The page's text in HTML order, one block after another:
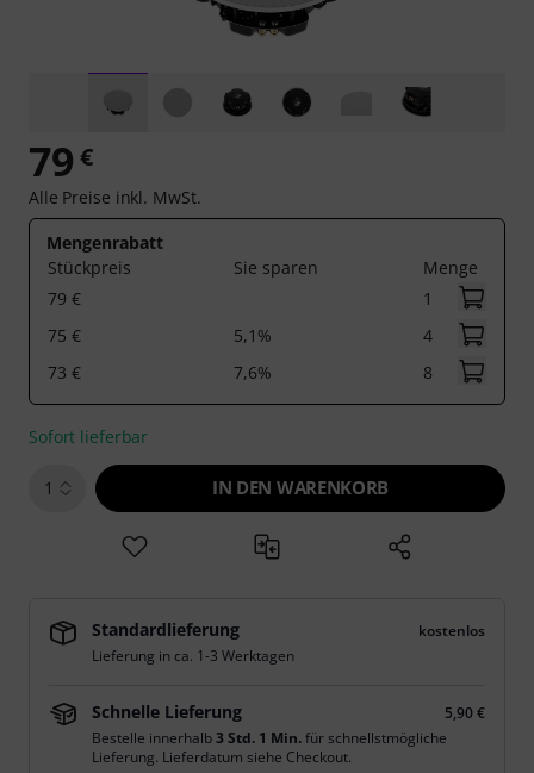
79 €
Alle Preise inkl. MwSt.
Mengenrabatt
Stückpreis
Sie sparen
Menge
79 €
1
75 €
5,1%
4
73 €
7,6% 8
Sofort lieferbar
1 IN DEN WARENKORB
Standardlieferung
kostenlos
Lieferung in ca. 1-3 Werktagen
Schnelle Lieferung
5,90 €
Bestelle innerhalb3 Std. 1 Min.für schnellstmögliche
Lieferung. Lieferdatum siehe Checkout.